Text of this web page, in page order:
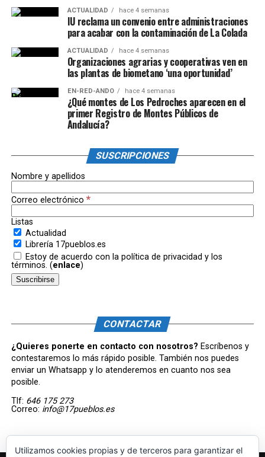
ACTUALIDAD hace 4 semanas
IU reclama un convenio entre administraciones
para acabar con la contaminación de La Colada
ACTUALIDAD hace 4 semanas
Organizaciones agrarias y cooperativas ven en
las plantas de biometano ‘una oportunidad’
EN-RED-ANDO hace 4 semanas
¿Qué montes de Los Pedroches aparecen en el
primer Registro de Montes Públicos de
Andalucía?
SUSCRIPCIONES
Nombre y apellidos
Correo electrónico *
Listas
Actualidad
Librería 17pueblos.es
Estoy de acuerdo con la política de privacidad y los
términos. (enlace)
CONTACTAR
¿Quieres ponerte en contacto con nosotros? Escríbenos y
contestaremos lo más rápido posible. También nos puedes
enviar un Whatsapp y lo atenderemos en cuanto nos sea
posible.
Tlf: 646 175 273
Correo: info@17pueblos.es
Utilizamos cookies propias y de terceros para garantizar el